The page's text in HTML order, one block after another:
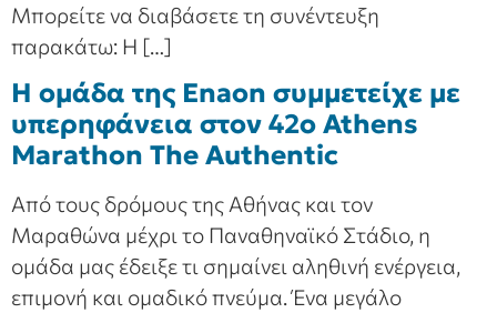
Μπορείτε να διαβάσετε τη συνέντευξη
παρακάτω: Η […]
Η oμάδα της Enaon συμμετείχε με
υπερηφάνεια στον 42ο Athens
Marathon The Authentic
Από τους δρόμους της Αθήνας και τον
Μαραθώνα μέχρι το Παναθηναϊκό Στάδιο, η
ομάδα μας έδειξε τι σημαίνει αληθινή ενέργεια,
επιμονή και ομαδικό πνεύμα. Ένα μεγάλο